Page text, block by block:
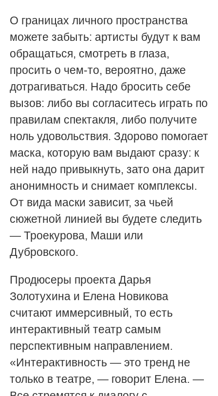
О границах личного пространства
можете забыть: артисты будут к вам
обращаться, смотреть в глаза,
просить о чем-то, вероятно, даже
дотрагиваться. Надо бросить себе
вызов: либо вы согласитесь играть по
правилам спектакля, либо получите
ноль удовольствия. Здорово помогает
маска, которую вам выдают сразу: к
ней надо привыкнуть, зато она дарит
анонимность и снимает комплексы.
От вида маски зависит, за чьей
сюжетной линией вы будете следить
— Троекурова, Маши или
Дубровского.
Продюсеры проекта Дарья
Золотухина и Елена Новикова
считают иммерсивный, то есть
интерактивный театр самым
перспективным направлением.
«Интерактивность — это тренд не
только в театре, — говорит Елена. —